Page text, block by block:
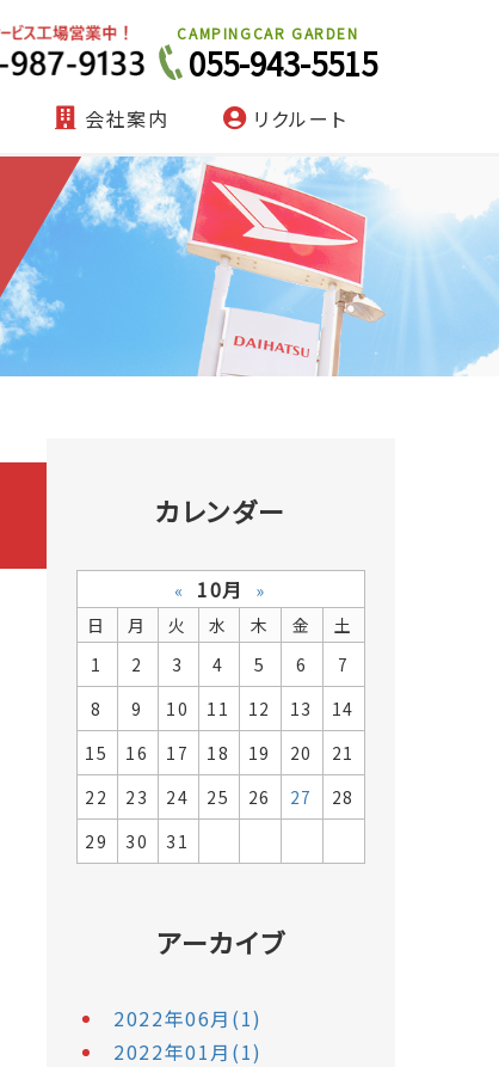
CAMPINGCAR GARDEN
055-943-5515
会社案内 リクルート
カレンダー
« 10月
»
日
月 火 水 木 金
土
1
2 3 4 5 6
7
8
9 10 11 12 13
14
15
16 17 18 19 20
21
22
23 24 25 26 27
28
29
30 31
アーカイブ
2022年06月(1)
2022年01月(1)